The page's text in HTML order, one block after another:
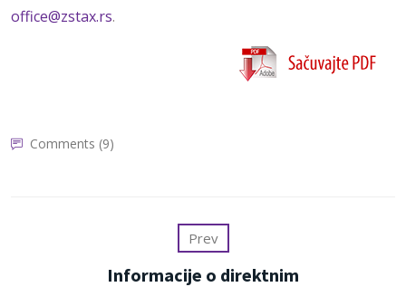
office@zstax.rs.
Comments (9)
Prev
Informacije o direktnim